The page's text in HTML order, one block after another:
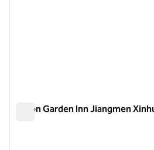
Hilton Garden Inn Jiangmen